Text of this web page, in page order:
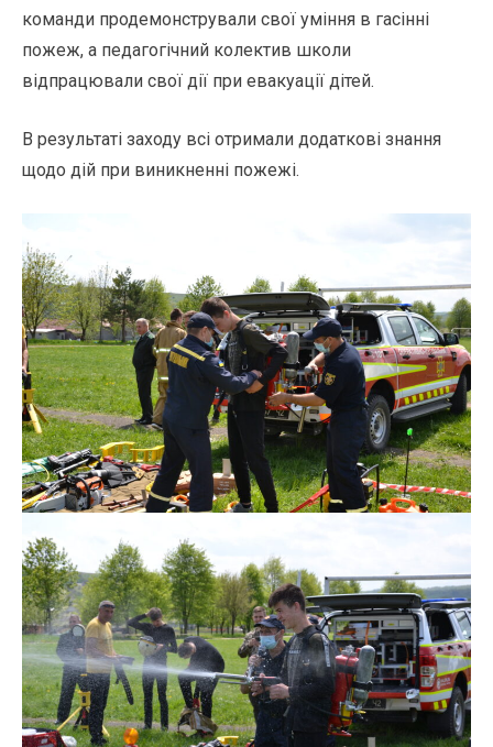
команди продемонстрували свої уміння в гасінні
пожеж, а педагогічний колектив школи
відпрацювали свої дії при евакуації дітей.
В результаті заходу всі отримали додаткові знання
щодо дій при виникненні пожежі.